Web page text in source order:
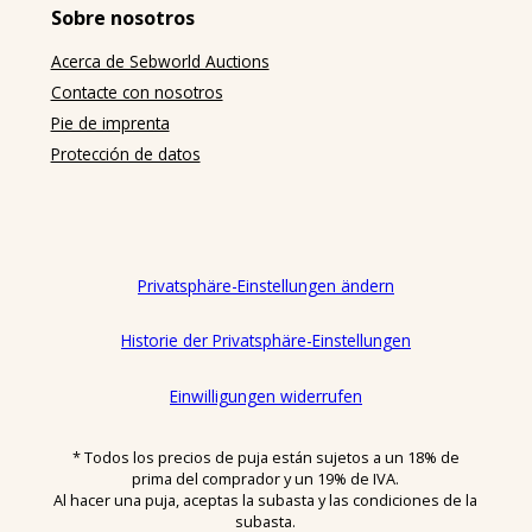
Zwecken abschließt, die überwiegend weder ihrer
Tätigkeit zugerechnet werden können. Unternehmer
ist eine natürliche oder juristische Person oder eine
rechtsfähige Personengesellschaft, die bei Abschluss
eines Rechtsgeschäfts in Ausübung ihrer
gewerblichen oder selbständigen beruflichen
insbesondere Design-Klassiker (nachfolgend
sebworld entweder im eigenen Namen und auf
eigenen Namen für Rechnung des Eigentümers
Rechnung des Eigentümers.
(4) Rangfolge: Diese AGB gelten ausschließlich.
Abweichende, entgegenstehende oder ergänzende
Sobre nosotros
Acerca de Sebworld Auctions
Contacte con nosotros
Pie de imprenta
Protección de datos
Privatsphäre-Einstellungen ändern
Historie der Privatsphäre-Einstellungen
Einwilligungen widerrufen
* Todos los precios de puja están sujetos a un 18% de
prima del comprador y un 19% de IVA.
Al hacer una puja, aceptas la subasta y las condiciones de la
subasta.